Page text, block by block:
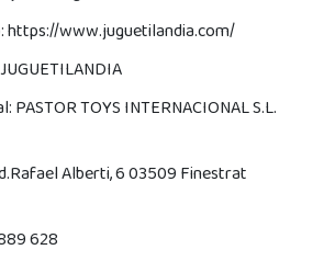
https://www.juguetilandia.com/
TOYS INTERNACIONAL S.L.
Alberti, 6 03509 Finestrat
628